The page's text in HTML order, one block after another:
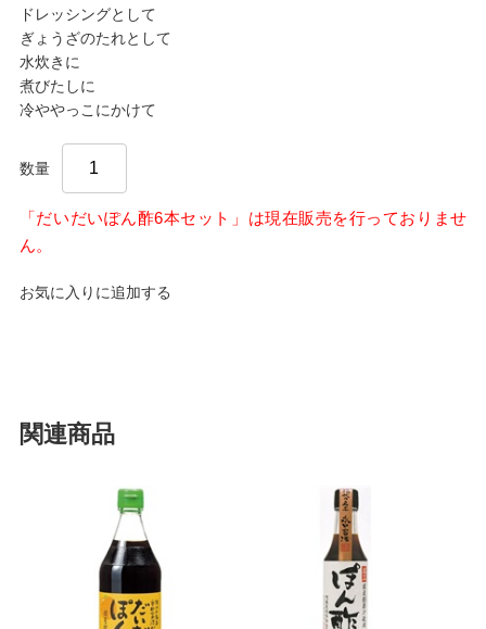
ドレッシングとして
ぎょうざのたれとして
水炊きに
煮びたしに
冷ややっこにかけて
数量
「だいだいぽん酢6本セット」は現在販売を行っておりませ
ん。
お気に入りに追加する
関連商品